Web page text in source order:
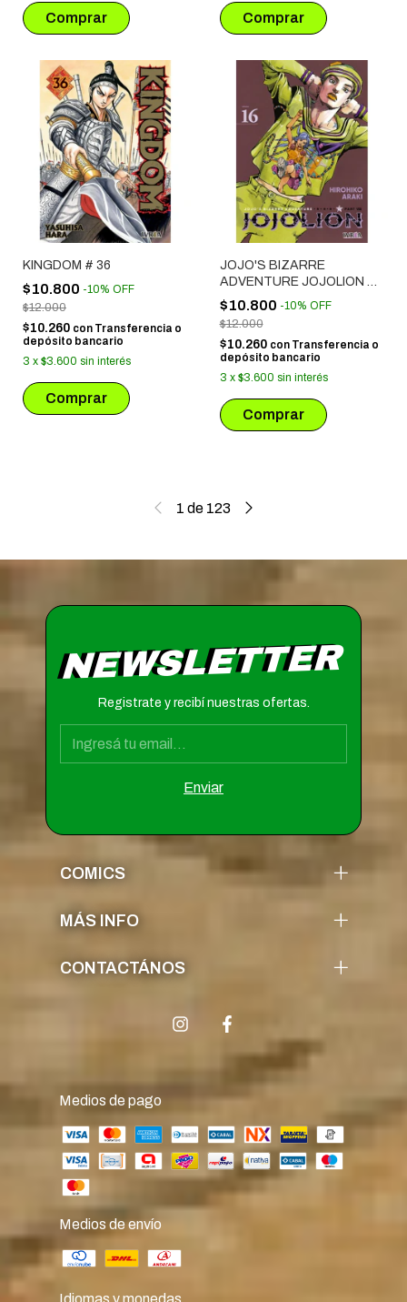
KINGDOM # 36
$10.800 -10% OFF
$12.000
$10.260 con Transferencia o
depósito bancario
3 x $3.600 sin interés
JOJO'S BIZARRE
ADVENTURE JOJOLION #
16 (PARTE VIII)
$10.800 -10% OFF
$12.000
$10.260 con Transferencia o
depósito bancario
3 x $3.600 sin interés
1 de 123
NEWSLETTER
Registrate y recibí nuestras ofertas.
COMICS
MÁS INFO
CONTACTÁNOS
Medios de pago
Medios de envío
Idiomas y monedas